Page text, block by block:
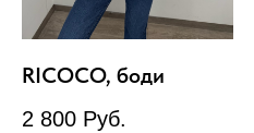
RICOCO, боди
2 800 Руб.